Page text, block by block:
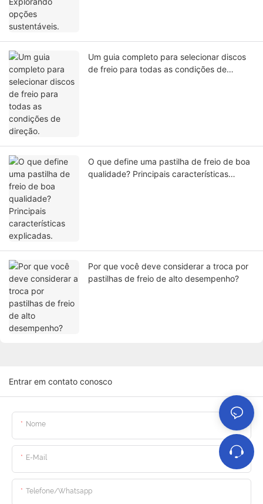
Um guia completo para selecionar discos
de freio para todas as condições de
O que define uma pastilha de freio de boa
qualidade? Principais características
Por que você deve considerar a troca por
pastilhas de freio de alto desempenho?
Entrar em contato conosco
Nome
E-Mail
Telefone/whatsapp